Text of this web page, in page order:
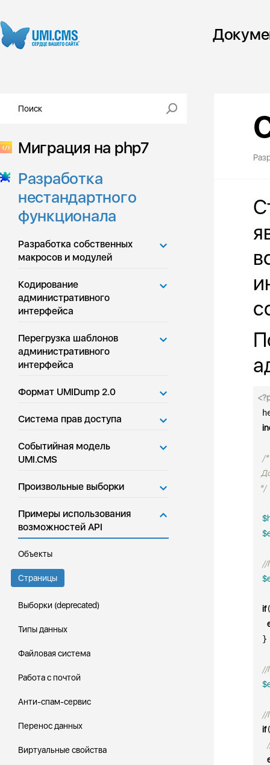
Миграция на php7
Разработка
нестандартного
функционала
Разработка собственных
макросов и модулей
Кодирование
административного
интерфейса
Перегрузка шаблонов
административного
интерфейса
Формат UMIDump 2.0
Система прав доступа
Событийная модель
UMI.CMS
Произвольные выборки
Примеры использования
возможностей API
Объекты
Страницы
Выборки (deprecated)
Типы данных
Файловая система
Работа с почтой
Анти-спам-сервис
Перенос данных
Виртуальные свойства
/*
*/
//
if
}
//
//
if